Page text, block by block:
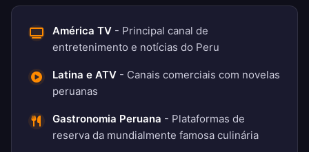
América TV - Principal canal de
entretenimento e notícias do Peru
Latina e ATV - Canais comerciais com novelas
peruanas
Gastronomia Peruana - Plataformas de
reserva da mundialmente famosa culinária